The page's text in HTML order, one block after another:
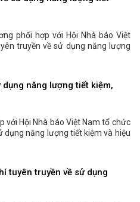
phối hợp với Hội Nhà báo Việt
truyền về sử dụng năng lượng
năng lượng tiết kiệm,
với Hội Nhà báo Việt Nam tổ chức
dụng năng lượng tiết kiệm và hiệu
tuyên truyền về sử dụng